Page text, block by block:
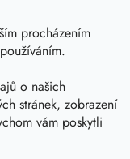
procházením
o našich
stránek, zobrazení
vám poskytli